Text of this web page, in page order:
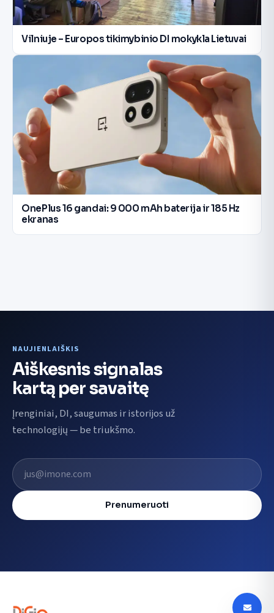
Vilniuje – Europos tikimybinio DI mokykla Lietuvai
OnePlus 16 gandai: 9 000 mAh baterija ir 185 Hz
ekranas
NAUJIENLAIŠKIS
Aiškesnis signalas
kartą per savaitę
Įrenginiai, DI, saugumas ir istorijos už
technologijų — be triukšmo.
El. pašto adresas
Prenumeruoti